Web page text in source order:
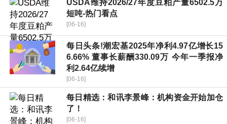
USDA维持2026/27年度豆粕产量6502.5万
短吨-热门看点
[06-16]
每日头条!潮宏基2025年净利4.97亿增长15
6.66% 董事长薪酬330.09万 今年一季报净
利2.64亿续增
[06-16]
每日精选：和讯李景峰：机构资金开始加仓
了！
[06-16]